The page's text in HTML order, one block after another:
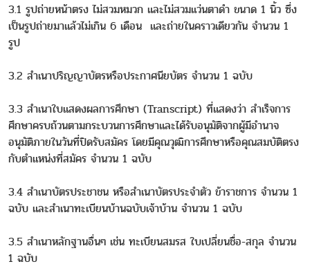
3.1 รูปถ่ายหน้าตรง ไม่สวมหมวก และไม่สวมแว่นตาดำ ขนาด 1 นิ้ว ซึ่ง
เป็นรูปถ่ายมาแล้วไม่เกิน 6 เดือน และถ่ายในคราวเดียวกัน จำนวน 1
รูป
3.2 สำเนาปริญญาบัตรหรือประกาศนียบัตร จำนวน 1 ฉบับ
3.3 สำเนาใบแสดงผลการศึกษา (Transcript) ที่แสดงว่า สำเร็จการ
ศึกษาครบถ้วนตามกระบวนการศึกษาและได้รับอนุมัติจากผู้มีอำนาจ
อนุมัติภายในวันที่ปิดรับสมัคร โดยมีคุณวุฒิการศึกษาหรือคุณสมบัติตรง
กับตำแหน่งที่สมัคร จำนวน 1 ฉบับ
3.4 สำเนาบัตรประชาชน หรือสำเนาบัตรประจำตัว ข้าราชการ จำนวน 1
ฉบับ และสำเนาทะเบียนบ้านฉบับเจ้าบ้าน จำนวน 1 ฉบับ
3.5 สำเนาหลักฐานอื่นๆ เช่น ทะเบียนสมรส ใบเปลี่ยนชื่อ-สกุล จำนวน
1 ฉบับ